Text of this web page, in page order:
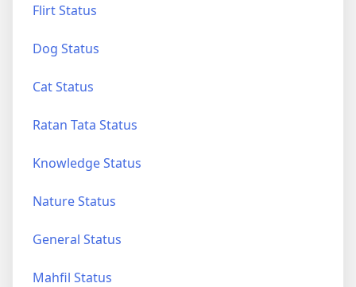
Flirt Status
Dog Status
Cat Status
Ratan Tata Status
Knowledge Status
Nature Status
General Status
Mahfil Status